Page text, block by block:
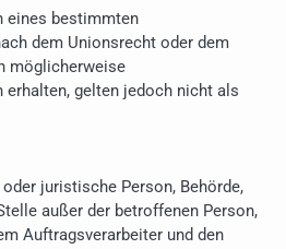
eines bestimmten
dem Unionsrecht oder dem
möglicherweise
erhalten, gelten jedoch nicht als
juristische Person, Behörde,
außer der betroffenen Person,
Auftragsverarbeiter und den